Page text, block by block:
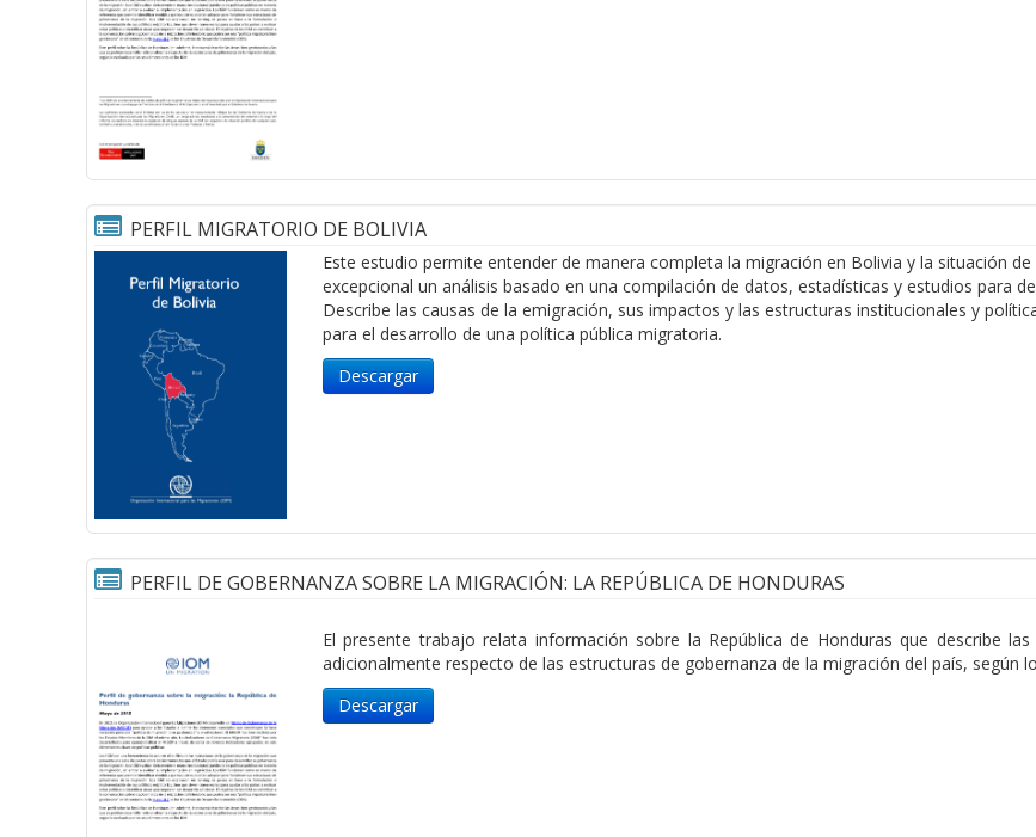
PERFIL MIGRATORIO DE BOLIVIA
Este estudio permite entender de manera completa la migración en Bolivia y la situación
excepcional un análisis basado en una compilación de datos, estadísticas y estudios para
Describe las causas de la emigración, sus impactos y las estructuras institucionales y
para el desarrollo de una política pública migratoria.
Descargar
PERFIL DE GOBERNANZA SOBRE LA MIGRACIÓN: LA REPÚBLICA DE HONDURAS
El presente trabajo relata información sobre la República de Honduras que describe
adicionalmente respecto de las estructuras de gobernanza de la migración del país, según
Descargar